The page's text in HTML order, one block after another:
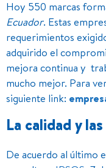
Hoy 550 marcas
Ecuador. Estas
requerimientos
adquirido el
mejora continua y
mucho mejor. Para
siguiente link:
La calidad y
De acuerdo al último